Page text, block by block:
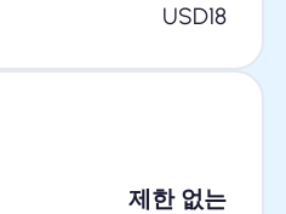
USD18
제한 없는